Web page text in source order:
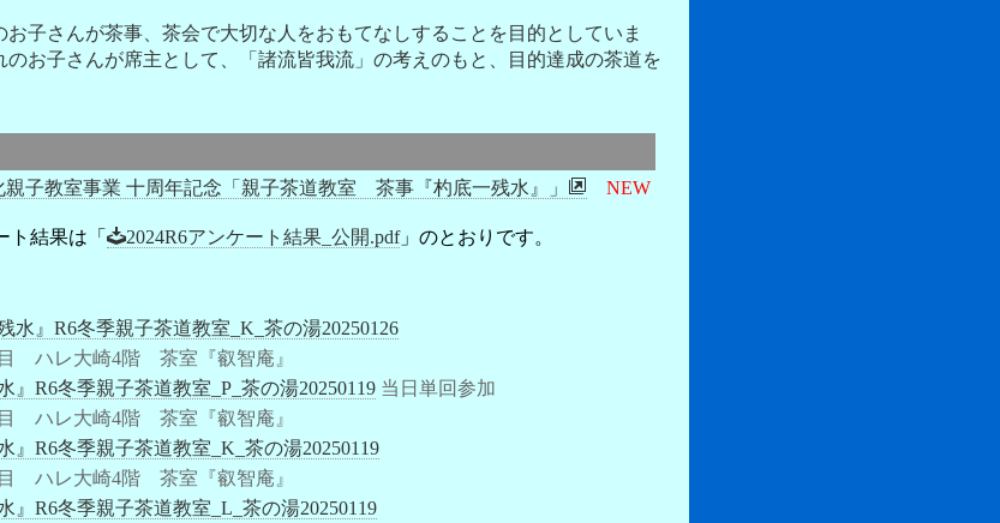
子さんが茶事、茶会で大切な人をおもてなしすることを目的としていま
お子さんが席主として、「諸流皆我流」の考えのもと、目的達成の茶道を
子教室事業 十周年記念「親子茶道教室 茶事『杓底一残水』」
NEW
ト結果は「 2024R6アンケート結果_公開.pdf」のとおりです。
水』R6冬季親子茶道教室_K_茶の湯20250126
ハレ大崎4階 茶室『叡智庵』
』R6冬季親子茶道教室_P_茶の湯20250119当日単回参加
ハレ大崎4階 茶室『叡智庵』
』R6冬季親子茶道教室_K_茶の湯20250119
ハレ大崎4階 茶室『叡智庵』
』R6冬季親子茶道教室_L_茶の湯20250119